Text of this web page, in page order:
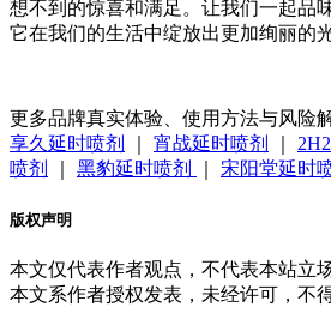
想不到的惊喜和满足。让我们一起品
它在我们的生活中绽放出更加绚丽的
更多品牌真实体验、使用方法与风险
享久延时喷剂
宵战延时喷剂
喷剂
黑豹延时喷剂 宋阳堂延时
版权声明
本文仅代表作者观点，不代表本站立场
本文系作者授权发表，未经许可，不